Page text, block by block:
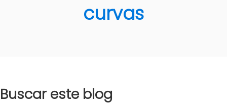
curvas
Buscar este blog